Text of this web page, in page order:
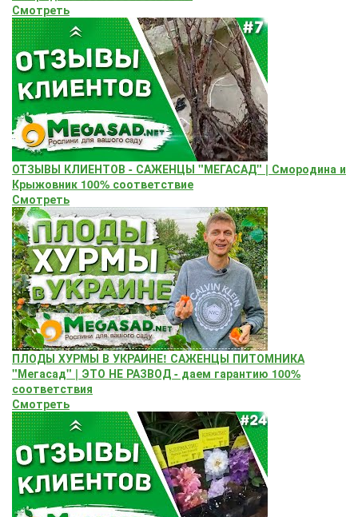
Смотреть
ОТЗЫВЫ КЛИЕНТОВ - САЖЕНЦЫ "МЕГАСАД" | Смородина и
Крыжовник 100% соответствие
Смотреть
ПЛОДЫ ХУРМЫ В УКРАИНЕ! САЖЕНЦЫ ПИТОМНИКА
"Мегасад" | ЭТО НЕ РАЗВОД - даем гарантию 100%
соответствия
Смотреть